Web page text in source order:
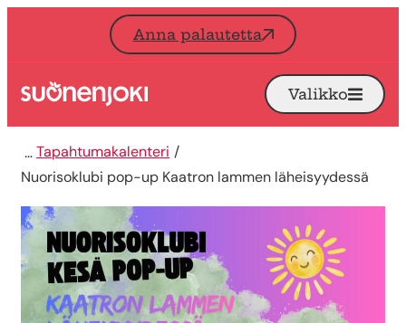
Siirry sisältöön
Anna palautetta
Etusivu Avaa
Valikko
Tapahtumakalenteri
Nuorisoklubi pop-up Kaatron lammen läheisyydessä